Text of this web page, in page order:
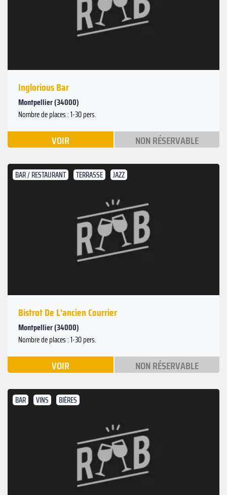
Inglorious Bar
Montpellier (34000)
Nombre de places : 1-30 pers.
VOIR NON RÉSERVABLE
BAR / RESTAURANT TERRASSE JAZZ
Bistrot De L'ancien Courrier
Montpellier (34000)
Nombre de places : 1-30 pers.
VOIR NON RÉSERVABLE
BAR VINS BIÈRES